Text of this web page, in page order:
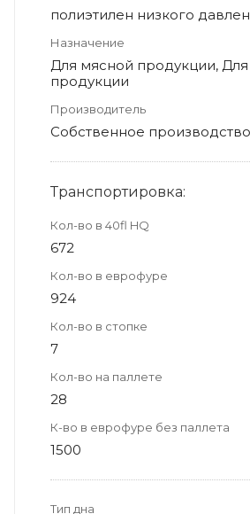
полиэтилен низкого
Назначение
Для мясной продукции,
продукции
Производитель
Собственное производство
Транспортировка:
Кол-во в 40fl HQ
672
Кол-во в еврофуре
924
Кол-во в стопке
7
Кол-во на паллете
28
К-во в еврофуре без паллета
1500
Тип дна